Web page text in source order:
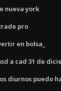
nueva york
pro
en bolsa_
a cad 31 de
diurnos puedo